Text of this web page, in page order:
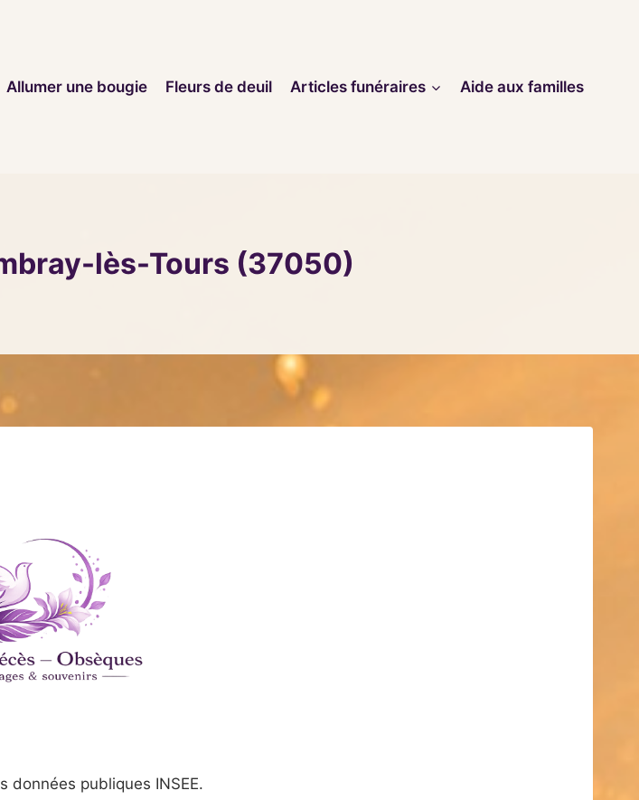
Allumer une bougie Fleurs de deuil Articles funéraires Aide aux familles
lès-Tours (37050)
données publiques INSEE.